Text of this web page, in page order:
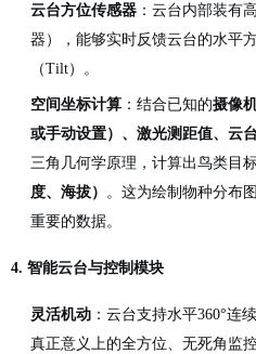
云台方位传感器 ：云台内部装有
器），能够实时反馈云台的水平
（Tilt）。
空间坐标计算 ：结合已知的摄像
或手动设置）、激光测距值、云
三角几何学原理，计算出鸟类目
度、海拔） 。这为绘制物种分布
重要的数据。
4. 智能云台与控制模块
灵活机动 ：云台支持水平360°连
真正意义上的全方位、无死角监控